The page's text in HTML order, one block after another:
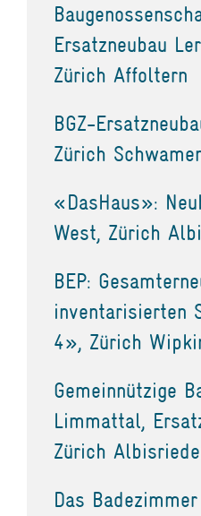
Ersatzneubau
Zürich Affoltern
BGZ-
Zürich
«DasHaus»:
West, Zürich
BEP:
inventarisierten
4», Zürich
Gemeinnützige
Limmattal,
Zürich
Das